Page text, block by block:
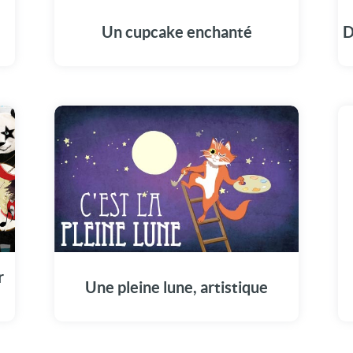
Un cupcake enchanté
Une pleine lune, artistique